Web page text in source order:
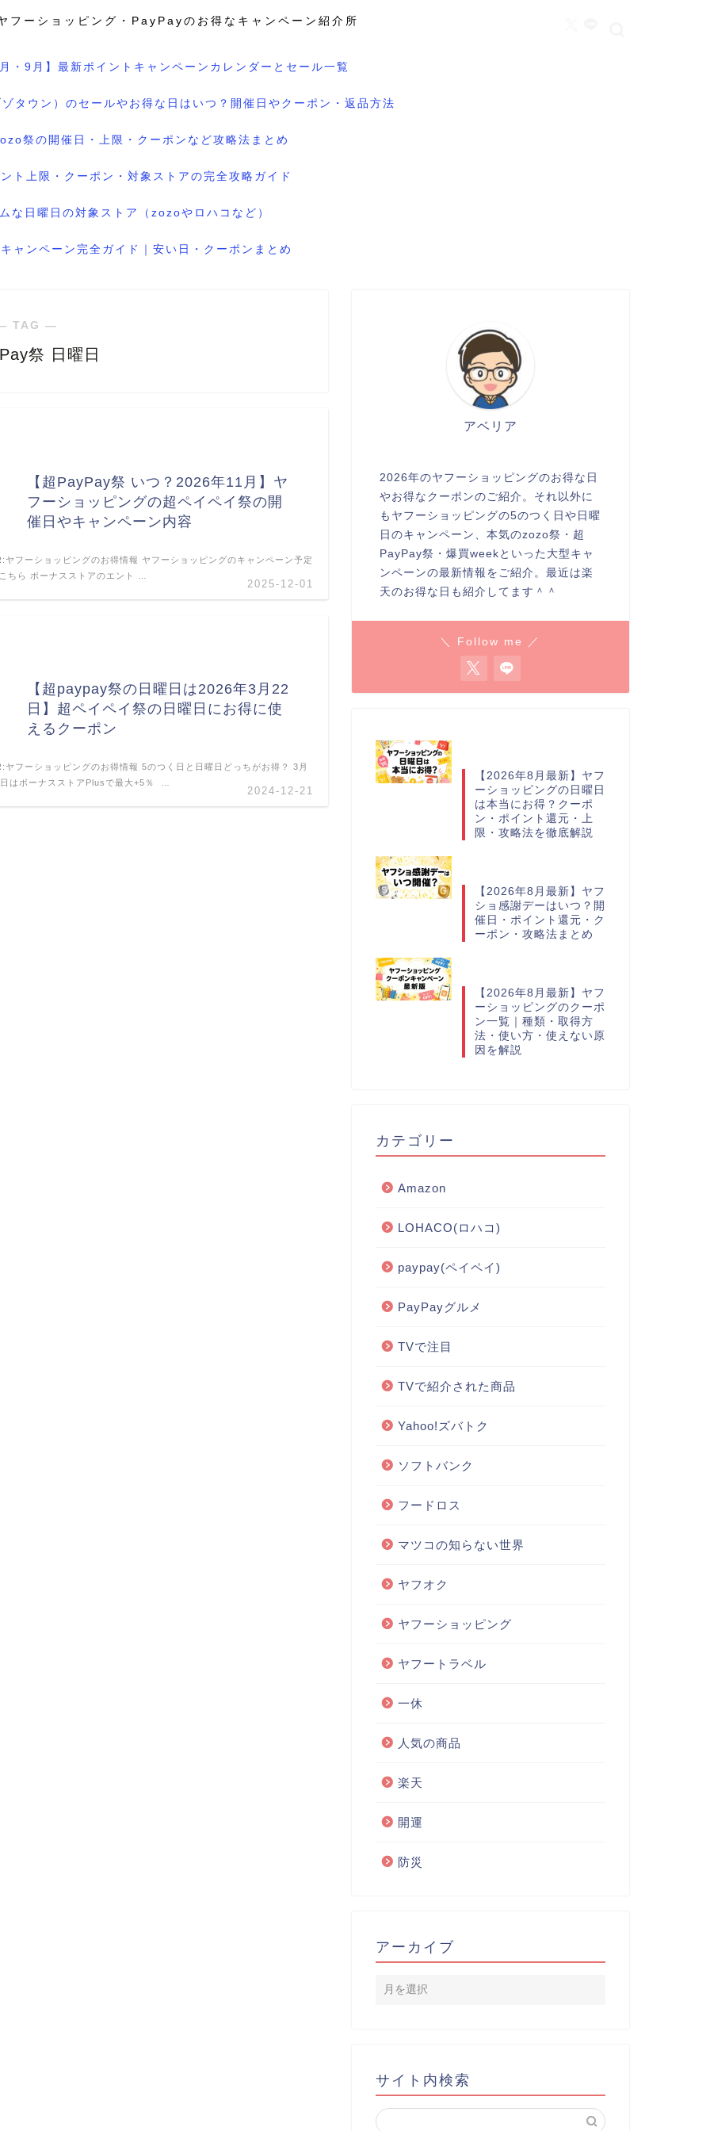
フーショッピング・PayPayのお得なキャンペーン紹介所
・9月】最新ポイントキャンペーンカレンダーとセール一覧
タウン）のセールやお得な日はいつ？開催日やクーポン・返品方法
祭の開催日・上限・クーポンなど攻略法まとめ
ト上限・クーポン・対象ストアの完全攻略ガイド
な日曜日の対象ストア（zozoやロハコなど）
ャンペーン完全ガイド｜安い日・クーポンまとめ
TAG ―
祭 日曜日
【超PayPay祭 いつ？2026年11月】ヤ
フーショッピングの超ペイペイ祭の開
催日やキャンペーン内容
2025-12-01
ヤフーショッピングのお得情報 ヤフーショッピングのキャンペーン予定
ちら ボーナスストアのエント …
【超paypay祭の日曜日は2026年3月22
日】超ペイペイ祭の日曜日にお得に使
えるクーポン
2024-12-21
ヤフーショッピングのお得情報 5のつく日と日曜日どっちがお得？ 3月
はボーナスストアPlusで最大+5％ …
アベリア
2026年のヤフーショッピングのお得な日
やお得なクーポンのご紹介。それ以外に
もヤフーショッピングの5のつく日や日曜
日のキャンペーン、本気のzozo祭・超
PayPay祭・爆買weekといった大型キャ
ンペーンの最新情報をご紹介。最近は楽
天のお得な日も紹介してます＾＾
＼ Follow me ／
【2026年8月最新】ヤフ
ーショッピングの日曜日
は本当にお得？クーポ
ン・ポイント還元・上
限・攻略法を徹底解説
【2026年8月最新】ヤフ
ショ感謝デーはいつ？開
催日・ポイント還元・ク
ーポン・攻略法まとめ
【2026年8月最新】ヤフ
ーショッピングのクーポ
ン一覧｜種類・取得方
法・使い方・使えない原
因を解説
カテゴリー
Amazon
LOHACO(ロハコ)
paypay(ペイペイ)
PayPayグルメ
TVで注目
TVで紹介された商品
Yahoo!ズバトク
ソフトバンク
フードロス
マツコの知らない世界
ヤフオク
ヤフーショッピング
ヤフートラベル
一休
人気の商品
楽天
開運
防災
アーカイブ
サイト内検索